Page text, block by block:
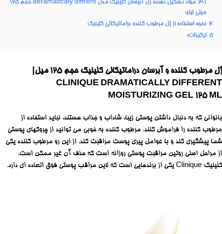
3.1
مواد تشکیل دهنده ژل آبرسان کلینیک مدل deramaticaly diffrent حجم 125
میلی لیتر:
4 نحوه استفاده از ژل مرطوب کننده دراماتیکالی کلینیک
5 ترکیبات:
ژل مرطوب کننده و آبرسان دراماتیکالی کلینیک حجم ۱۲۵ میل|
CLINIQUE DRAMATICALLY DIFFERENT
MOISTURIZING GEL 125 ML
بانوانی که به دنبال داشتن پوستی زیبا، شاداب و جذاب هستند، نباید استفاده از
مرطوب کننده را فراموش کنند. مرطوب کننده به خوبی می توانید از چروکهای پوستی
شما پیشگیری کند و با عوامل پیری پوست مراقبت کند. از این رو مرطوب کننده یکی
از مراحل اصلی روتین مراقبت پوستی روزانه است که حذف آن غیر ممکن است.
کلینیک Clinique یکی از برندهایی است که لاین مراقب پوستی فوق العاده ای دارد.